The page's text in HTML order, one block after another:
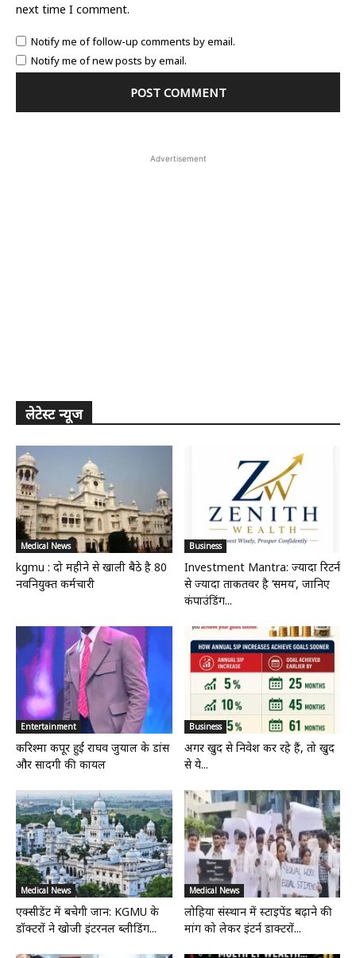
next time I comment.
Notify me of follow-up comments by email.
Notify me of new posts by email.
Advertisement
लेटेस्ट न्यूज
Medical News
kgmu : दो महीने से खाली बैठे है 80
नवनियुक्त कर्मचारी
Business
Investment Mantra: ज्यादा रिटर्न
से ज्यादा ताकतवर है ‘समय’, जानिए
कंपाउंडिंग...
Entertainment
करिश्मा कपूर हुईं राघव जुयाल के डांस
और सादगी की कायल
Business
अगर खुद से निवेश कर रहे हैं, तो खुद
से ये...
Medical News
एक्सीडेंट में बचेगी जान: KGMU के
डॉक्टरों ने खोजी इंटरनल ब्लीडिंग...
Medical News
लोहिया संस्थान में स्टाइपेंड बढ़ाने की
मांग को लेकर इंटर्न डाक्टरों...